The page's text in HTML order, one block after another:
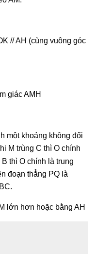
// AH (cùng vuông góc
giác AMH
một khoảng không đổi
M trùng C thì O chính
thì O chính là trung
đoạn thẳng PQ là
lớn hơn hoặc bằng AH